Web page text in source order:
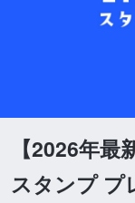
【2026年
スタンプ プ